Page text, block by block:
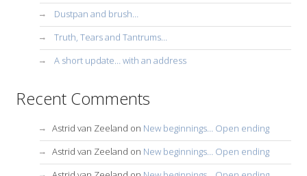
Dustpan and brush…
Truth, Tears and Tantrums…
A short update… with an address
Recent Comments
Astrid van Zeeland on New beginnings… Open ending
Astrid van Zeeland on New beginnings… Open ending